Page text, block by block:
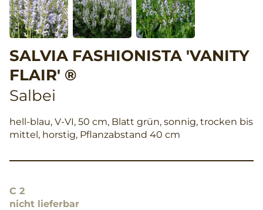
SALVIA FASHIONISTA 'VANITY
FLAIR' ®
Salbei
hell-blau, V-VI, 50 cm, Blatt grün, sonnig, trocken bis
mittel, horstig, Pflanzabstand 40 cm
C 2
nicht lieferbar